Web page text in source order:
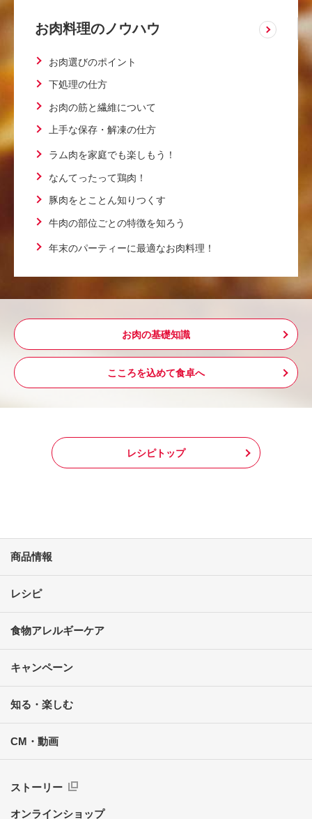
お肉料理のノウハウ
お肉選びのポイント
下処理の仕方
お肉の筋と繊維について
上手な保存・解凍の仕方
ラム肉を家庭でも楽しもう！
なんてったって鶏肉！
豚肉をとことん知りつくす
牛肉の部位ごとの特徴を知ろう
年末のパーティーに最適なお肉料理！
お肉の基礎知識
こころを込めて食卓へ
レシピトップ
商品情報
レシピ
食物アレルギーケア
キャンペーン
知る・楽しむ
CM・動画
ストーリー
オンラインショップ